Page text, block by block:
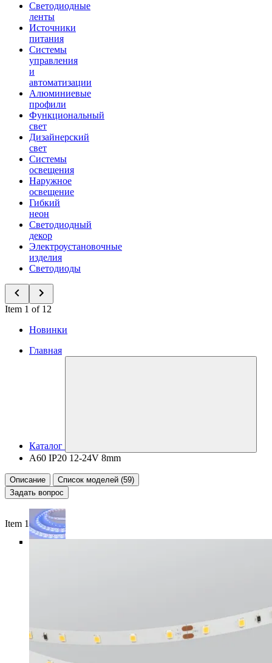
Светодиодные
ленты
Источники
питания
Системы
управления
и
автоматизации
Алюминиевые
профили
Функциональный
свет
Дизайнерский
свет
Системы
освещения
Наружное
освещение
Гибкий
неон
Светодиодный
декор
Электроустановочные
изделия
Светодиоды
Item 1 of 12
Новинки
Главная
Каталог
A60 IP20 12-24V 8mm
Описание
Список моделей (59)
Задать вопрос
Item 1 of 6